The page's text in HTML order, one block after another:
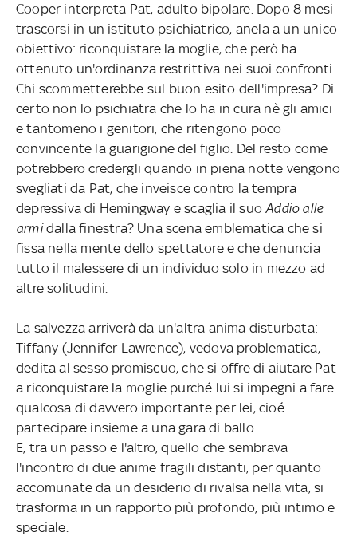
Cooper interpreta Pat, adulto bipolare. Dopo 8 mesi
trascorsi in un istituto psichiatrico, anela a un unico
obiettivo: riconquistare la moglie, che però ha
ottenuto un'ordinanza restrittiva nei suoi confronti.
Chi scommetterebbe sul buon esito dell'impresa? Di
certo non lo psichiatra che lo ha in cura nè gli amici
e tantomeno i genitori, che ritengono poco
convincente la guarigione del figlio. Del resto come
potrebbero credergli quando in piena notte vengono
svegliati da Pat, che inveisce contro la tempra
depressiva di Hemingway e scaglia il suoAddio alle
armidalla finestra? Una scena emblematica che si
fissa nella mente dello spettatore e che denuncia
tutto il malessere di un individuo solo in mezzo ad
altre solitudini.
La salvezza arriverà da un'altra anima disturbata:
Tiffany (Jennifer Lawrence), vedova problematica,
dedita al sesso promiscuo, che si offre di aiutare Pat
a riconquistare la moglie purché lui si impegni a fare
qualcosa di davvero importante per lei, cioé
partecipare insieme a una gara di ballo.
E, tra un passo e l'altro, quello che sembrava
l'incontro di due anime fragili distanti, per quanto
accomunate da un desiderio di rivalsa nella vita, si
trasforma in un rapporto più profondo, più intimo e
speciale.